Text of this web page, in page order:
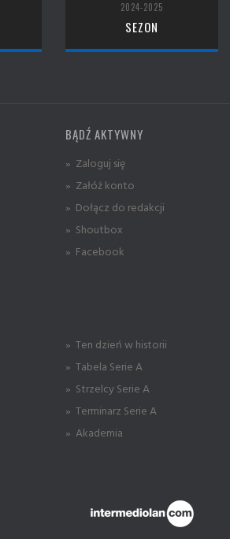
2024-2025
SEZON
BĄDŹ AKTYWNY
» Zaloguj się
» Załóż konto
» Dołącz do redakcji
» Shoutbox
» Facebook
» Ten dzień w historii
» Tabela Serie A
» Strzelcy Serie A
» Terminarz Serie A
» Akademia